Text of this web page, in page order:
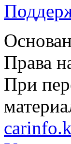
Права
При